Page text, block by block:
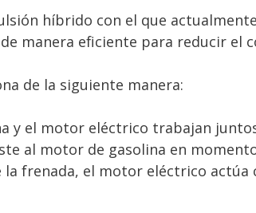
híbrido con el que
manera eficiente para reducir el
de la siguiente manera:
y el motor eléctrico trabajan
al motor de gasolina en
frenada, el motor eléctrico